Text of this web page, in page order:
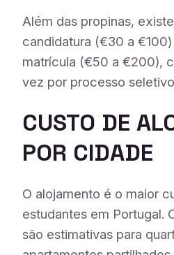
Além das propinas,
candidatura (€30 a
matrícula (€50 a €200),
vez por processo
CUSTO DE
POR CIDADE
O alojamento é o maior
estudantes em Portugal.
são estimativas para